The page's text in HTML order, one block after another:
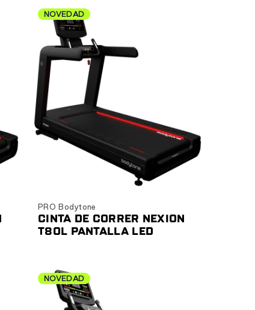
NOVEDAD
Ver producto
PRO Bodytone
CINTA DE CORRER NEXION
T80L PANTALLA LED
NOVEDAD